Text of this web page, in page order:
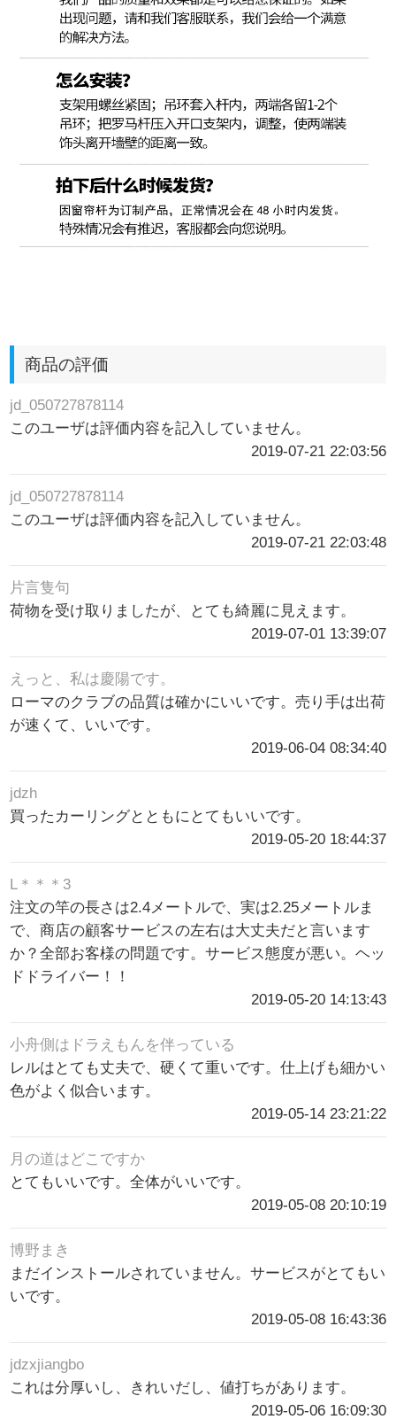
商品の評価
jd_050727878114
このユーザは評価内容を記入していません。
2019-07-21 22:03:56
jd_050727878114
このユーザは評価内容を記入していません。
2019-07-21 22:03:48
片言隻句
荷物を受け取りましたが、とても綺麗に見えます。
2019-07-01 13:39:07
えっと、私は慶陽です。
ローマのクラブの品質は確かにいいです。売り手は出荷
が速くて、いいです。
2019-06-04 08:34:40
jdzh
買ったカーリングとともにとてもいいです。
2019-05-20 18:44:37
L＊＊＊3
注文の竿の長さは2.4メートルで、実は2.25メートルま
で、商店の顧客サービスの左右は大丈夫だと言います
か？全部お客様の問題です。サービス態度が悪い。ヘッ
ドドライバー！！
2019-05-20 14:13:43
小舟側はドラえもんを伴っている
レルはとても丈夫で、硬くて重いです。仕上げも細かい
色がよく似合います。
2019-05-14 23:21:22
月の道はどこですか
とてもいいです。全体がいいです。
2019-05-08 20:10:19
博野まき
まだインストールされていません。サービスがとてもい
いです。
2019-05-08 16:43:36
jdzxjiangbo
これは分厚いし、きれいだし、値打ちがあります。
2019-05-06 16:09:30